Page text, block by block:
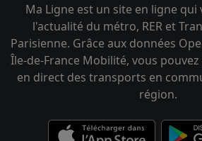
Ma Ligne est un site en ligne
l'actualité du métro, RER et
Parisienne. Grâce aux données
Île-de-France Mobilité, vous
en direct des transports en
région.